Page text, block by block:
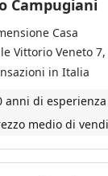
Campugiani
Casa
Vittorio Veneto
in Italia
anni di esperienza
medio di